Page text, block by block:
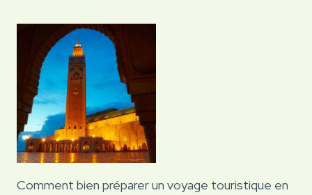
Comment bien préparer un voyage touristique en